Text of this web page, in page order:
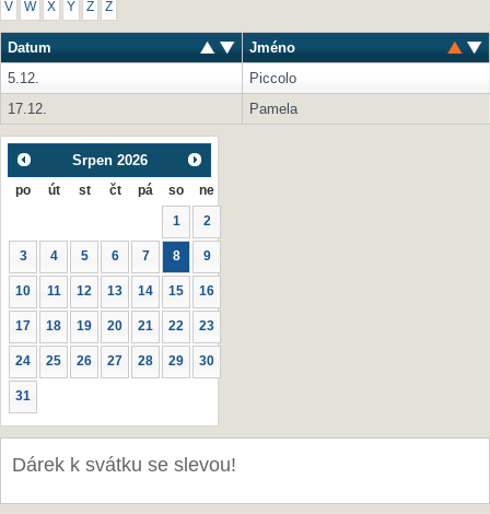
V W X Y Z Ž
Datum
Jméno
5.12.
Piccolo
17.12.
Pamela
Srpen 2026
po út st čt pá so ne
1 2
3 4 5 6 7 8 9
10 11 12 13 14 15 16
17 18 19 20 21 22 23
24 25 26 27 28 29 30
31
Dárek k svátku se slevou!